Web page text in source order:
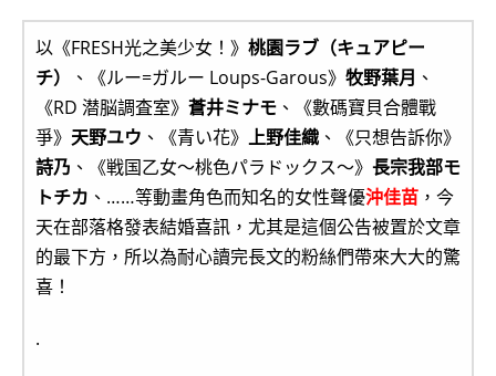
以《FRESH光之美少女！》 桃園ラブ（キュアピー
チ）
、《ルー=ガルー Loups-Garous》 牧野葉月 、
《RD 潜脳調査室》 蒼井ミナモ 、《數碼寶貝合體戰
爭》 天野ユウ 、《青い花》 上野佳織 、《只想告訴你》
詩乃 、《戦国乙女〜桃色パラドックス〜》 長宗我部モ
トチカ 、……等動畫角色而知名的女性聲優沖佳苗 ，今
天在部落格發表結婚喜訊，尤其是這個公告被置於文章
的最下方，所以為耐心讀完長文的粉絲們帶來大大的驚
喜！
.